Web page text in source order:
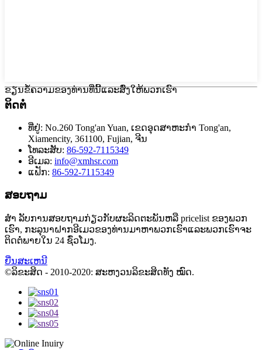
ຂຽນຂໍ້ຄວາມຂອງທ່ານທີ່ນີ້ແລະສົ່ງໃຫ້ພວກເຮົາ
ຕິດຕໍ່
ທີ່ຢູ່: No.260 Tong'an Yuan, ເຂດອຸດສາຫະກໍາ Tong'an,
Xiamencity, 361100, Fujian, ຈີນ
ໂທລະສັບ: 86-592-7115349
ອີເມລ: info@xmhsr.com
ແຟັກ: 86-592-7115349
ສອບຖາມ
ສຳ ລັບການສອບຖາມກ່ຽວກັບຜະລິດຕະພັນຫລື pricelist ຂອງພວກ
ເຮົາ, ກະລຸນາຝາກອີເມວຂອງທ່ານມາຫາພວກເຮົາແລະພວກເຮົາຈະ
ຕິດຕໍ່ພາຍໃນ 24 ຊົ່ວໂມງ.
ຍື່ນສະເຫນີ
©ລິຂະສິດ - 2010-2020: ສະຫງວນລິຂະສິດທັງ ໝົດ.